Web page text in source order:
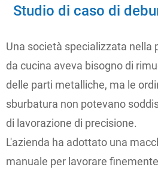
Studio di caso di
Una società specializzata nella
da cucina aveva bisogno di
delle parti metalliche, ma le
sburbatura non potevano
di lavorazione di precisione.
L'azienda ha adottato una
manuale per lavorare